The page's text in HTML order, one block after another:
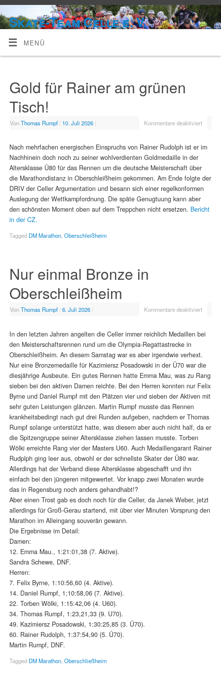
Skate-Team Celle e. V.
MENÜ
Gold für Rainer am grünen
Tisch!
VonThomas Rumpf | 10. Juli 2026 | Kommentare deaktiviert
Nach mehrfachen energischen Einspruchs von Rainer Rudolph ist er im
Nachhinein doch noch zu seiner wohlverdienten Goldmedaille in der
Altersklasse Ü80 für das Rennen um die deutsche Meisterschaft über
die Marathondistanz in Oberschleißheim gekommen. Am Ende folgte der
DRIV der Celler Argumentation und besann sich einer regelkonformen
Auslegung der Wettkampfordnung. Die späte Genugtuung kann aber
den schönsten Moment oben auf dem Treppchen nicht ersetzen. Bericht
in der CZ.
Tagged DM Marathon, Oberschleißheim
Nur einmal Bronze in
Oberschleißheim
VonThomas Rumpf | 6. Juli 2026 | Kommentare deaktiviert
In den letzten Jahren angelten die Celler immer reichlich Medaillen bei
den Meisterschaftsrennen rund um die Olympia-Regattastrecke in
Oberschleißheim. An diesem Samstag war es aber irgendwie verhext.
Nur eine Bronzemedaille für Kazimiersz Posadowski in der Ü70 war die
diesjährige Ausbeute. Ein gutes Rennen hatte Emma Mau, was zu Rang
sieben bei den aktiven Damen reichte. Bei den Herren konnten nur Felix
Byrne und Daniel Rumpf mit den Plätzen vier und sieben der Aktiven mit
sehr guten Leistungen glänzen. Martin Rumpf musste das Rennen
krankheitsbedingt nach gut drei Runden aufgeben, nachdem er Thomas
Rumpf solange unterstützt hatte, was diesem aber auch nicht half, da er
die Spitzengruppe seiner Altersklasse ziehen lassen musste. Torben
Wölki erreichte Rang vier der Masters U60. Auch Medaillengarant Rainer
Rudplph ging leer aus, obwohl er der schnellste Skater der Ü80 war.
Allerdings hat der Verband diese Altersklasse abgeschafft und ihn
einfach bei den jüngeren mitgewertet. Vor knapp zwei Monaten wurde
das in Regensburg noch anders gehandhabt!?
Aber einen Trost gab es doch noch für die Celler, da Janek Weber, jetzt
allerdings für Groß-Gerau startend, mit über vier Minuten Vorsprung den
Marathon im Alleingang souverän gewann.
Die Ergebnisse im Detail:
Damen:
12. Emma Mau., 1:21:01,38 (7. Aktive).
Sandra Schewe, DNF.
Herren:
7. Felix Byrne, 1:10:56,60 (4. Aktive).
14. Daniel Rumpf, 1;10:58,06 (7. Aktive).
22. Torben Wölki, 1:15:42,06 (4. U60).
34. Thomas Rumpf, 1:23,21,33 (9. U70).
49. Kazimiersz Posadowski, 1:30:25,85 (3. Ü70).
60. Rainer Rudolph, 1:37:54,90 (5. Ü70).
Martin Rumpf, DNF.
Tagged DM Marathon, Oberschließheim